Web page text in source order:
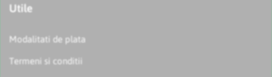
Utile
Modalitati de plata
Termeni si conditii